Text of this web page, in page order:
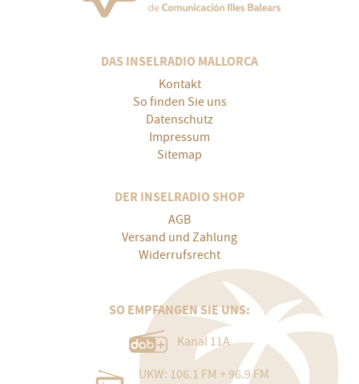
DAS INSELRADIO MALLORCA
Kontakt
So finden Sie uns
Datenschutz
Impressum
Sitemap
DER INSELRADIO SHOP
AGB
Versand und Zahlung
Widerrufsrecht
SO EMPFANGEN SIE UNS:
Kanal 11A
UKW: 106.1 FM + 96.9 FM